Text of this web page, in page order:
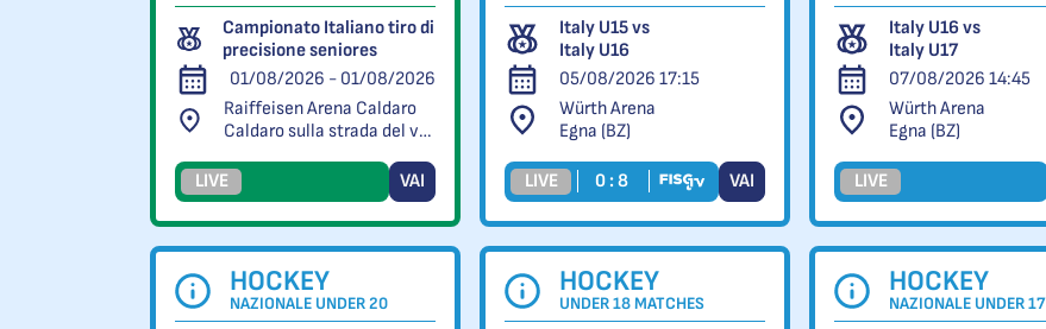
Campionato Italiano tiro di
precisione seniores
01/08/2026 - 01/08/2026
Raiffeisen Arena Caldaro
Caldaro sulla strada del vino (BZ)
LIVE VAI
Italy U15 vs
Italy U16
05/08/2026 17:15
Würth Arena
Egna (BZ)
LIVE 0 : 8 VAI
Italy U16 vs
Italy U17
07/08/2026 14:45
Würth Arena
Egna (BZ)
LIVE
HOCKEY
NAZIONALE UNDER 20
HOCKEY
UNDER 18 MATCHES
HOCKEY
NAZIONALE UNDER 17